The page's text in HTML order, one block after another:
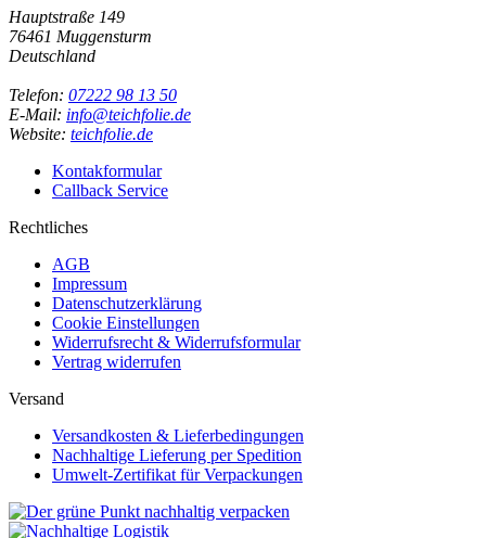
Hauptstraße 149
76461 Muggensturm
Deutschland
Telefon: 07222 98 13 50
E-Mail: info@teichfolie.de
Website: teichfolie.de
Kontakformular
Callback Service
Rechtliches
AGB
Impressum
Datenschutzerklärung
Cookie Einstellungen
Widerrufsrecht & Widerrufsformular
Vertrag widerrufen
Versand
Versandkosten & Lieferbedingungen
Nachhaltige Lieferung per Spedition
Umwelt-Zertifikat für Verpackungen